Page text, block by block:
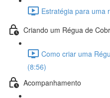
Estratégia para uma
Criando um Régua de
Como criar uma
(8:56)
Acompanhamento